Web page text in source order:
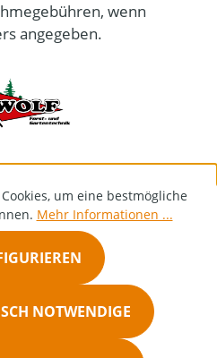
wenn
angegeben.
um eine bestmögliche
Mehr Informationen ...
NOTWENDIGE